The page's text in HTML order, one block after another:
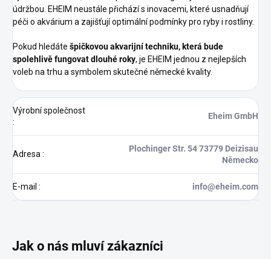
údržbou. EHEIM neustále přichází s inovacemi, které usnadňují
péči o akvárium a zajišťují optimální podmínky pro ryby i rostliny.
Pokud hledáte špičkovou akvarijní techniku, která bude
spolehlivě fungovat dlouhé roky, je EHEIM jednou z nejlepších
voleb na trhu a symbolem skutečné německé kvality.
Výrobní společnost
:
Eheim GmbH
Adresa :
Plochinger Str. 54 73779 Deizisau
Německo
E-mail : info@eheim.com